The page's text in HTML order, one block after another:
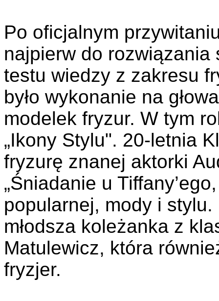
Po oficjalnym
najpierw do rozwiązania
testu wiedzy z zakresu
było wykonanie na
modelek fryzur. W tym
„Ikony Stylu". 20-letnia
fryzurę znanej aktorki
„Śniadanie u
popularnej, mody i stylu.
młodsza koleżanka z
Matulewicz, która
fryzjer.